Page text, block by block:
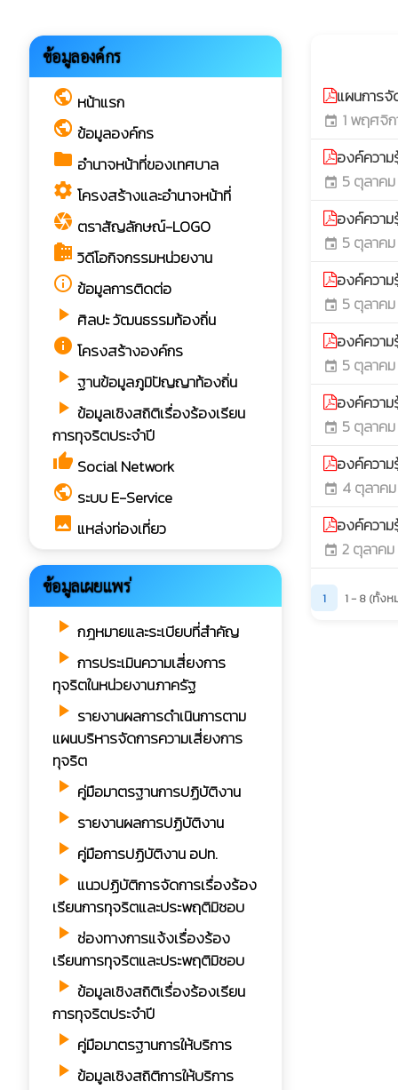
ข้อมูลองค์กร
public หน้าแรก
public ข้อมูลองค์กร
folder อำนาจหน้าที่ของเทศบาล
settings โครงสร้างและอำนาจหน้าที่
camera ตราสัญลักษณ์-LOGO
camera_roll วิดีโอกิจกรรมหน่วยงาน
info_outline ข้อมูลการติดต่อ
play_arrow ศิลปะ วัฒนธรรมท้องถิ่น
info โครงสร้างองค์กร
play_arrow ฐานข้อมูลภูมิปัญญาท้องถิ่น
play_arrow ข้อมูลเชิงสถิติเรื่องร้องเรียน
การทุจริตประจำปี
thumb_up Social Network
public ระบบ E-Service
image แหล่งท่องเที่ยว
ข้อมูลเผยแพร่
play_arrow กฎหมายและระเบียบที่สำคัญ
play_arrow การประเมินความเสี่ยงการ
ทุจริตในหน่วยงานภาครัฐ
play_arrow รายงานผลการดำเนินการตาม
แผนบริหารจัดการความเสี่ยงการ
ทุจริต
play_arrow คู่มือมาตรฐานการปฏิบัติงาน
play_arrow รายงานผลการปฏิบัติงาน
play_arrow คู่มือการปฏิบัติงาน อปท.
play_arrow แนวปฏิบัติการจัดการเรื่องร้อง
เรียนการทุจริตและประพฤติมิชอบ
play_arrow ช่องทางการแจ้งเรื่องร้อง
เรียนการทุจริตและประพฤติมิชอบ
play_arrow ข้อมูลเชิงสถิติเรื่องร้องเรียน
การทุจริตประจำปี
play_arrow คู่มือมาตรฐานการให้บริการ
play_arrow ข้อมูลเชิงสถิติการให้บริการ
แผนการ
event 1 พฤศจิ
องค์ความ
event 5 ตุลาค
องค์ควา
event 5 ตุลาค
องค์ควา
event 5 ตุลาค
องค์ความ
event 5 ตุลาค
องค์ควา
event 5 ตุลาค
องค์ความ
event 4 ตุลาค
องค์ควา
event 2 ตุลาค
1 1 - 8 (ทั้งห